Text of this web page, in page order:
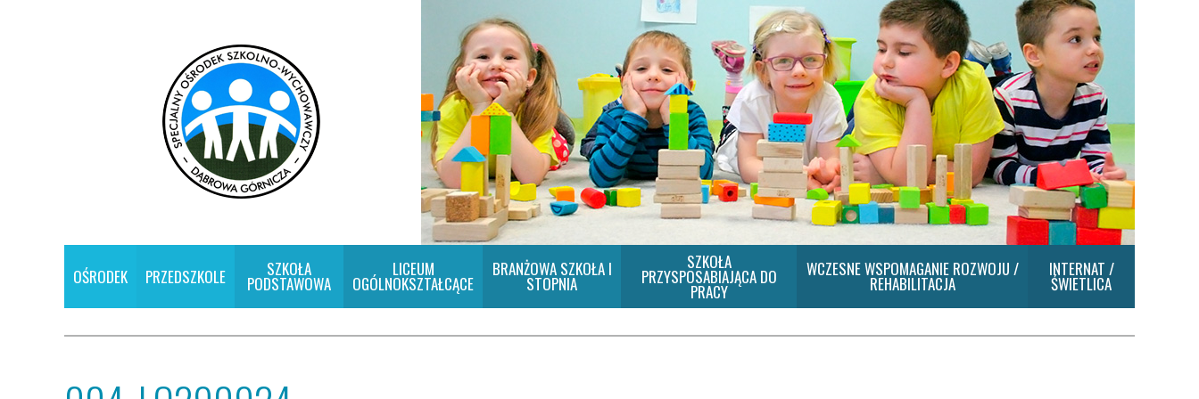
OŚRODEK PRZEDSZKOLE SZKOŁA
PODSTAWOWA
LICEUM
OGÓLNOKSZTAŁCĄCE
BRANŻOWA SZKOŁA I
STOPNIA
SZKOŁA
PRZYSPOSABIAJĄCA DO
PRACY
WCZESNE WSPOMAGANIE ROZWOJU /
REHABILITACJA
INTERNAT /
ŚWIETLICA